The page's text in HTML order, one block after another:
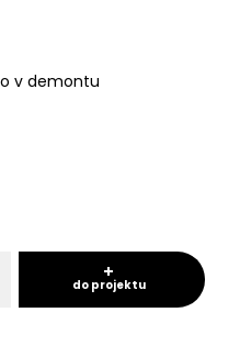
v demontu
do projektu